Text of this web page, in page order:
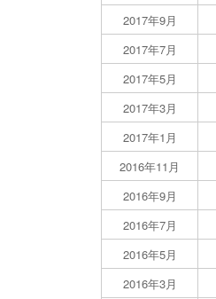
2017年9月
2017年7月
2017年5月
2017年3月
2017年1月
2016年11月
2016年9月
2016年7月
2016年5月
2016年3月